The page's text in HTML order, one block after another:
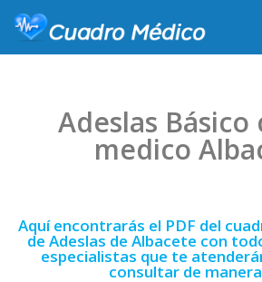
Adeslas Básico
medico
Aquí encontrarás el PDF del
de Adeslas de Albacete con
especialistas que te
consultar de